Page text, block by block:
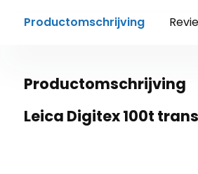
Productomschrijving
Productomschrijving
Leica Digitex 100t